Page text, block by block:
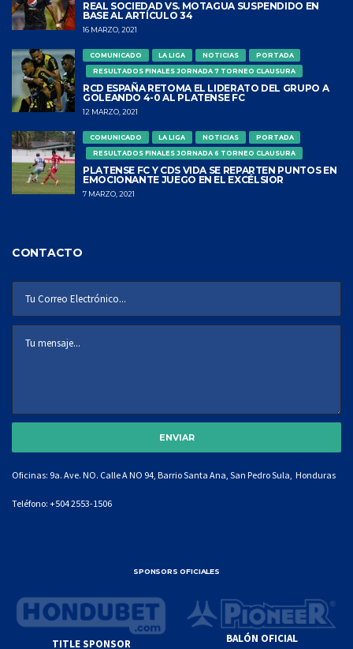
REAL SOCIEDAD VS. MOTAGUA SUSPENDIDO EN
BASE AL ARTÍCULO 34
16 MARZO, 2021
COMUNICADO LA LIGA NOTICIAS
PORTADA
RESULTADOS FINALES JORNADA 7 TORNEO CLAUSURA
RCD ESPAÑA RETOMA EL LIDERATO DEL GRUPO A
GOLEANDO 4-0 AL PLATENSE FC
12 MARZO, 2021
COMUNICADO LA LIGA NOTICIAS
PORTADA
RESULTADOS FINALES JORNADA 6 TORNEO CLAUSURA
PLATENSE FC Y CDS VIDA SE REPARTEN PUNTOS EN
EMOCIONANTE JUEGO EN EL EXCÉLSIOR
7 MARZO, 2021
CONTACTO
Oficinas: 9a. Ave. NO. Calle A NO 94, Barrio Santa Ana, San Pedro Sula, Honduras
Teléfono: +504 2553-1506
SPONSORS OFICIALES
TITLE SPONSOR BALÓN OFICIAL